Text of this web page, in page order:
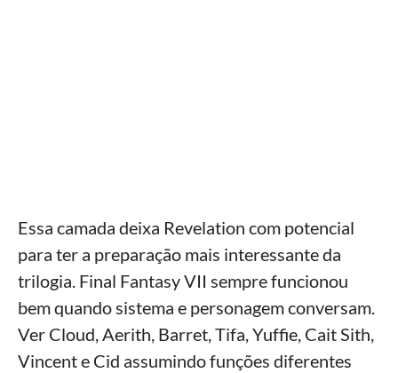
Essa camada deixa Revelation com potencial
para ter a preparação mais interessante da
trilogia. Final Fantasy VII sempre funcionou
bem quando sistema e personagem conversam.
Ver Cloud, Aerith, Barret, Tifa, Yuffie, Cait Sith,
Vincent e Cid assumindo funções diferentes